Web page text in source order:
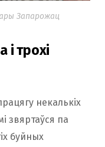
Запарожац
і трохі
некалькіх
звяртаўся па
буйных